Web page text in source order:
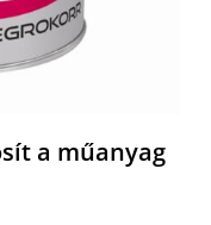
a műanyag